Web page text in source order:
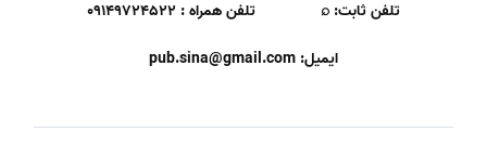
تلفن ثابت: ⌕ تلفن همراه : ۰۹۱۴۹۷۲۴۵۲۲
ایمیل: pub.sina@gmail.com